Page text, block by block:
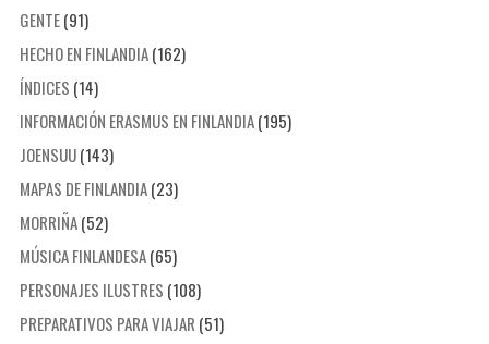
GENTE(91)
HECHO EN FINLANDIA(162)
ÍNDICES (14)
INFORMACIÓN ERASMUS EN FINLANDIA(195)
JOENSUU(143)
MAPAS DE FINLANDIA(23)
MORRIÑA(52)
MÚSICA FINLANDESA(65)
PERSONAJES ILUSTRES (108)
PREPARATIVOS PARA VIAJAR (51)